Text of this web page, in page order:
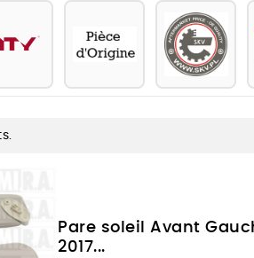
Pare soleil Avant
2017...